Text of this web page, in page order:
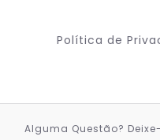
Política de
Alguma Questão?